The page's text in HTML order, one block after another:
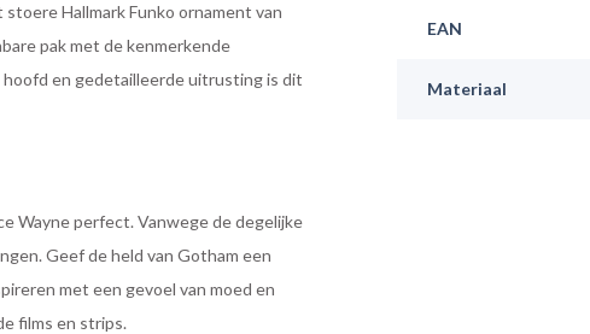
Hallmark Funko ornament van
pak met de kenmerkende
en gedetailleerde uitrusting is dit
Wayne perfect. Vanwege de degelijke
Geef de held van Gotham een
met een gevoel van moed en
films en strips.
EAN
Materiaal